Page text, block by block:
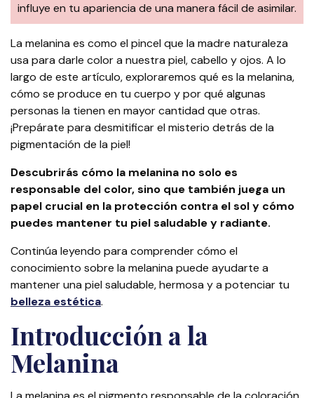
influye en tu apariencia de una manera fácil de asimilar.
La melanina es como el pincel que la madre naturaleza
usa para darle color a nuestra piel, cabello y ojos. A lo
largo de este artículo, exploraremos qué es la melanina,
cómo se produce en tu cuerpo y por qué algunas
personas la tienen en mayor cantidad que otras.
¡Prepárate para desmitificar el misterio detrás de la
pigmentación de la piel!
Descubrirás cómo la melanina no solo es
responsable del color, sino que también juega un
papel crucial en la protección contra el sol y cómo
puedes mantener tu piel saludable y radiante.
Continúa leyendo para comprender cómo el
conocimiento sobre la melanina puede ayudarte a
mantener una piel saludable, hermosa y a potenciar tu
belleza estética.
Introducción a la
Melanina